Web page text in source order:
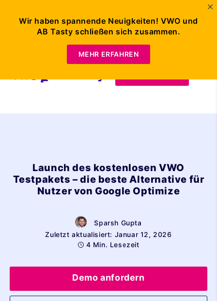
trialof VWO is still available.
Launch des kostenlosen VWO
Testpakets – die beste Alternative für
Nutzer von Google Optimize
Sparsh Gupta
Zuletzt aktualisiert: Januar 12, 2026
4 Min. Lesezeit
Demo anfordern
Wir haben spannende Neuigkeiten! VWO und
AB Tasty schließen sich zusammen.
MEHR ERFAHREN